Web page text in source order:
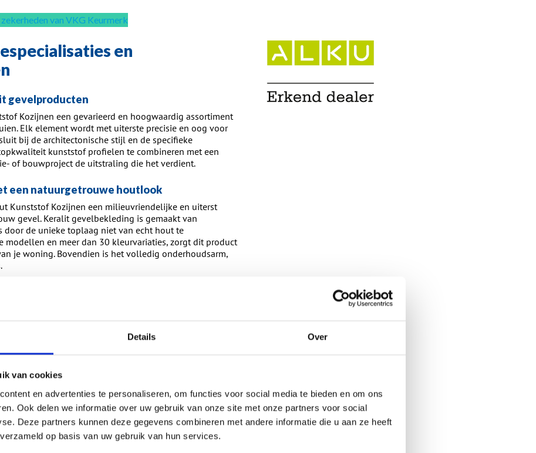
Details Over
van cookies
en advertenties te personaliseren, om functies voor social media te bieden en om ons
Ook delen we informatie over uw gebruik van onze site met onze partners voor social
Deze partners kunnen deze gegevens combineren met andere informatie die u aan ze heeft
op basis van uw gebruik van hun services.
zekerheden van VKG Keurmerk
en
gevelproducten
Kozijnen een gevarieerd en hoogwaardig assortiment
Elk element wordt met uiterste precisie en oog voor
bij de architectonische stijl en de specifieke
kunststof profielen te combineren met een
of bouwproject de uitstraling die het verdient.
een natuurgetrouwe houtlook
Kunststof Kozijnen een milieuvriendelijke en uiterst
gevel. Keralit gevelbekleding is gemaakt van
door de unieke toplaag niet van echt hout te
modellen en meer dan 30 kleurvariaties, zorgt dit product
je woning. Bovendien is het volledig onderhoudsarm,
met de WoonWijzerWinkel
en meest efficiënte isolatiemanieren,
. De kunststof kozijnsystemen zijn voorzien
de warmte in de winter vasthouden en in de zomer
verlaagt niet alleen direct jouw maandelijkse
aan een gezonder en comfortabeler binnenklimaat.
showroom op afspraak in
concentreert zichrondom Ridderkerk en de
kwaliteit van de kozijnen, deuren en de Keralit